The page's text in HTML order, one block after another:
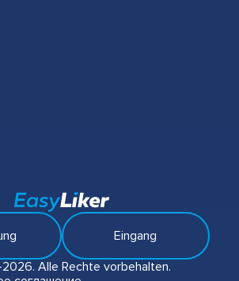
Eingang
Alle Rechte vorbehalten.